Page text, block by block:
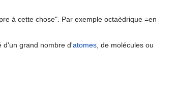
à cette chose". Par exemple octaèdrique =en
d'un grand nombre d'atomes, de molécules ou